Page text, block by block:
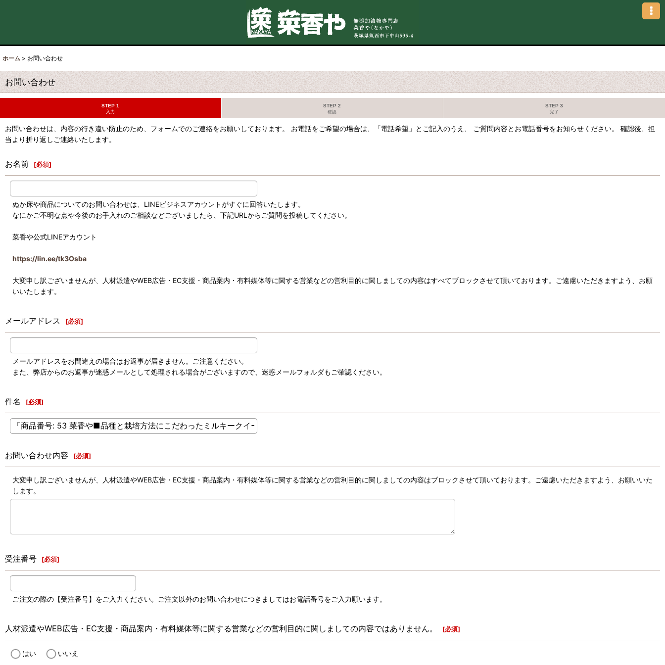
ホーム > お問い合わせ
お問い合わせ
STEP 1
入力
STEP 2
確認
STEP 3
完了
お問い合わせは、内容の行き違い防止のため、フォームでのご連絡をお願いしております。 お電話をご希望の場合は、「電話希望」とご記入のうえ、 ご質問内容とお電話番号をお知らせください。 確認後、担
当より折り返しご連絡いたします。
お名前 [必須]
ぬか床や商品についてのお問い合わせは、LINEビジネスアカウントがすぐに回答いたします。
なにかご不明な点や今後のお手入れのご相談などございましたら、下記URLからご質問を投稿してください。
菜香や公式LINEアカウント
https://lin.ee/tk3Osba
大変申し訳ございませんが、人材派遣やWEB広告・EC支援・商品案内・有料媒体等に関する営業などの営利目的に関しましての内容はすべてブロックさせて頂いております。ご遠慮いただきますよう、お願
いいたします。
メールアドレス [必須]
メールアドレスをお間違えの場合はお返事が届きません。ご注意ください。
また、弊店からのお返事が迷惑メールとして処理される場合がございますので、迷惑メールフォルダもご確認ください。
件名 [必須]
お問い合わせ内容 [必須]
大変申し訳ございませんが、人材派遣やWEB広告・EC支援・商品案内・有料媒体等に関する営業などの営利目的に関しましての内容はブロックさせて頂いております。ご遠慮いただきますよう、お願いいた
します。
受注番号 [必須]
ご注文の際の【受注番号】をご入力ください。ご注文以外のお問い合わせにつきましてはお電話番号をご入力願います。
人材派遣やWEB広告・EC支援・商品案内・有料媒体等に関する営業などの営利目的に関しましての内容ではありません。 [必須]
はい いいえ